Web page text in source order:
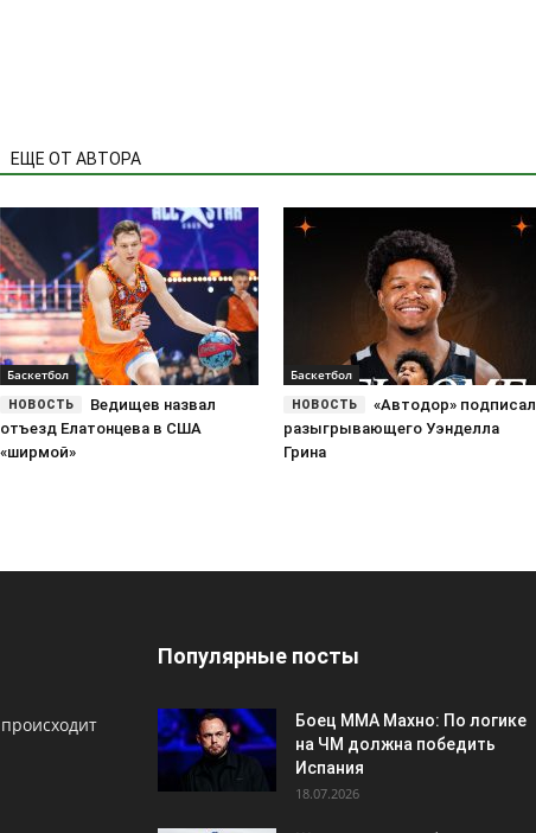
ЕЩЕ ОТ АВТОРА
Баскетбол
Ведищев назвал
отъезд Елатонцева в США
«ширмой»
Баскетбол
«Автодор» подписал
разыгрывающего Уэнделла
Грина
Популярные посты
Боец ММА Махно: По логике
на ЧМ должна победить
Испания
18.07.2026